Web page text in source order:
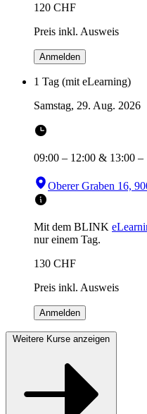
120 CHF
Preis inkl. Ausweis
Anmelden
1 Tag (mit eLearning)
Samstag, 29. Aug. 2026
09:00 – 12:00 & 13:00 –
Oberer Graben 16,
Mit dem BLINK
nur einem Tag.
130 CHF
Preis inkl. Ausweis
Anmelden
Weitere Kurse anzeigen